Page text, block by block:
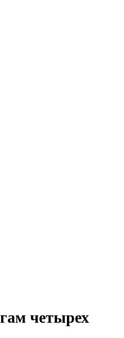
четырех